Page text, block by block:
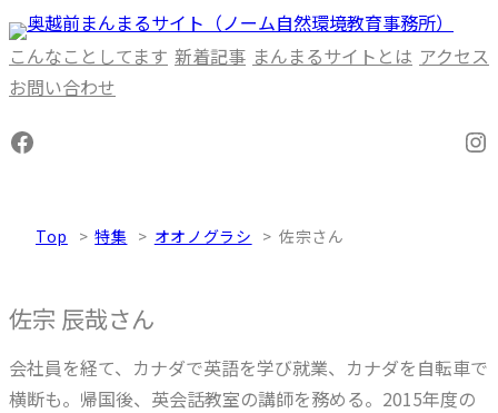
内
容
を
キ
こんなことしてます 新着記事 まんまるサイトとは アクセス
お問い合わせ
Facebook
Top 特集 オオノグラシ 佐宗さん
佐宗 辰哉さん
会社員を経て、カナダで英語を学び就業、カナダを自転車で
横断も。帰国後、英会話教室の講師を務める。2015年度の